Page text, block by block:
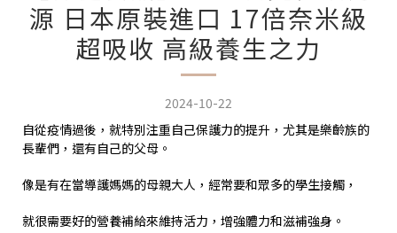
源 日本原裝進口 17倍奈米級
超吸收 高級養生之力
2024-10-22
自從疫情過後，就特別注重自己保護力的提升，尤其是樂齡族的
長輩們，還有自己的父母。
像是有在當導護媽媽的母親大人，經常要和眾多的學生接觸，
就很需要好的營養補給來維持活力，增強體力和滋補強身。